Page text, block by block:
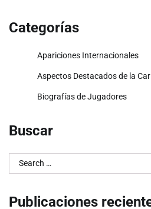
Categorías
Apariciones Internacionales
Aspectos Destacados de la
Biografías de Jugadores
Buscar
Search
for:
Publicaciones